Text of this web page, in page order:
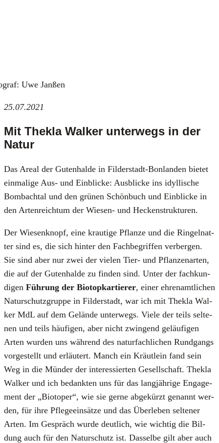
Uwe Jan­ßen
25.07.2021
Mit Thekla Walker unterwegs in der
Natur
Das Are­al der Guten­hal­de in Fil­der­stadt-Bon­lan­den bie­tet
ein­ma­li­ge Aus- und Ein­bli­cke: Aus­bli­cke ins idyl­li­sche
Bom­bach­tal und den grü­nen Schön­buch und Ein­bli­cke in
den Arten­reich­tum der Wie­sen- und Hecken­struk­tu­ren.
Der Wie­sen­knopf, eine krau­ti­ge Pflan­ze und die Rin­gel­nat­
ter sind es, die sich hin­ter den Fach­be­grif­fen ver­ber­gen.
Sie sind aber nur zwei der vie­len Tier- und Pflan­zen­ar­ten,
die auf der Guten­hal­de zu fin­den sind. Unter der fach­kun­
di­gen Füh­rung der Bio­top­kar­tie­rer, einer ehren­amt­li­chen
Natur­schutz­grup­pe in Fil­der­stadt, war ich mit Thek­la Wal­
ker MdL auf dem Gelän­de unter­wegs. Vie­le der teils sel­te­
nen und teils häu­fi­gen, aber nicht zwin­gend geläu­fi­gen
Arten wur­den uns wäh­rend des natur­fach­li­chen Rund­gangs
vor­ge­stellt und erläu­tert. Manch ein Kräut­lein fand sein
Weg in die Mün­der der inter­es­sier­ten Gesell­schaft. Thek­la
Wal­ker und ich bedank­ten uns für das lang­jäh­ri­ge Enga­ge­
ment der „Bio­toper“, wie sie ger­ne abge­kürzt genannt wer­
den, für ihre Pfle­ge­ein­sät­ze und das Über­le­ben sel­te­ner
Arten. Im Gespräch wur­de deut­lich, wie wich­tig die Bil­
dung auch für den Natur­schutz ist. Das­sel­be gilt aber auch